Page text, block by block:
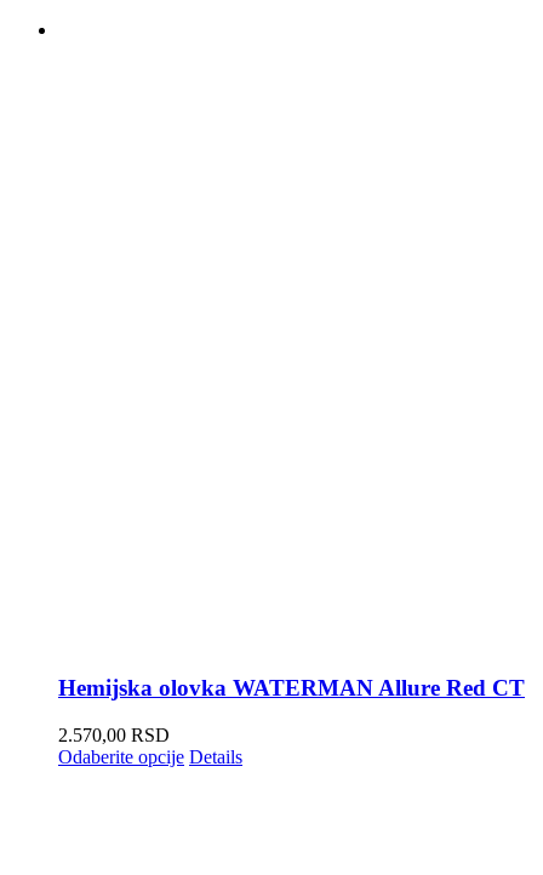
Hemijska olovka WATERMAN Allure Red CT
2.570,00 RSD
Odaberite opcije Details